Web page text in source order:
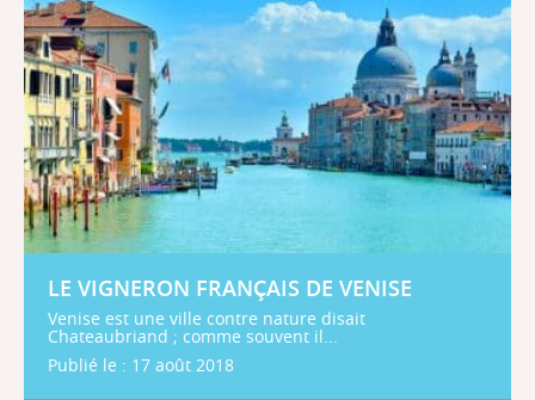
LE VIGNERON FRANÇAIS DE VENISE
Venise est une ville contre nature disait
Chateaubriand ; comme souvent il...
Publié le : 17 août 2018